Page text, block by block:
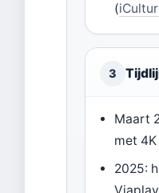
(
3
Maart
met
2025: